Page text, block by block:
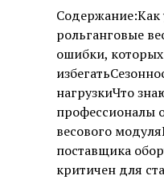
Содержание:Как
рольганговые
ошибки, которых
нагрузкиЧто
профессионалы
весового
поставщика
критичен для